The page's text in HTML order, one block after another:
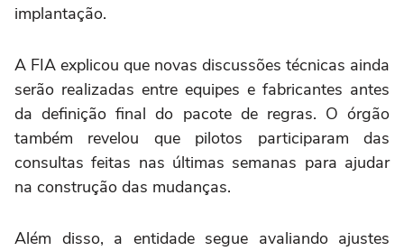
implantação.
A FIA explicou que novas discussões técnicas ainda
serão realizadas entre equipes e fabricantes antes
da definição final do pacote de regras. O órgão
também revelou que pilotos participaram das
consultas feitas nas últimas semanas para ajudar
na construção das mudanças.
Além disso, a entidade segue avaliando ajustes